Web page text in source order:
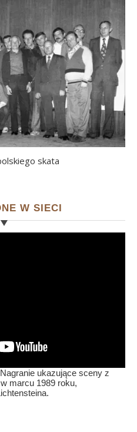
skata
W SIECI
ukazujące sceny z
marcu 1989 roku,